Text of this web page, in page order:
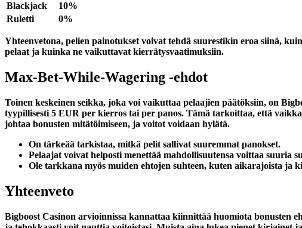
Blackjack
10%
Ruletti
0%
Yhteenvetona, pelien painotukset voivat tehdä suurestikin eroa siinä,
pelaat ja kuinka ne vaikuttavat kierrätysvaatimuksiin.
Max-Bet-While-Wagering -ehdot
Toinen keskeinen seikka, joka voi vaikuttaa pelaajien päätöksiin, on
tyypillisesti 5 EUR per kierros tai per panos. Tämä tarkoittaa, että
johtaa bonusten mitätöimiseen, ja voitot voidaan hylätä.
On tärkeää tarkistaa, mitkä pelit sallivat suuremmat panokset.
Pelaajat voivat helposti menettää mahdollisuutensa voittaa suuria
Ole tarkkana myös muiden ehtojen suhteen, kuten aikarajoista ja
Yhteenveto
Bigboost Casinon arvioinnissa kannattaa kiinnittää huomiota bonusten